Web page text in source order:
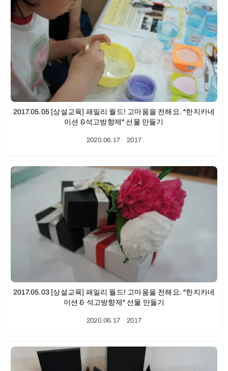
2017.05.05 [상설교육] 패밀리 월드! 고마움을 전해요. "한지카네
이션 &석고방향제" 선물 만들기
2020.06.17ㆍ2017
2017.05.03 [상설교육] 패밀리 월드! 고마움을 전해요. "한지카네
이션 & 석고방향제" 선물 만들기
2020.06.17ㆍ2017